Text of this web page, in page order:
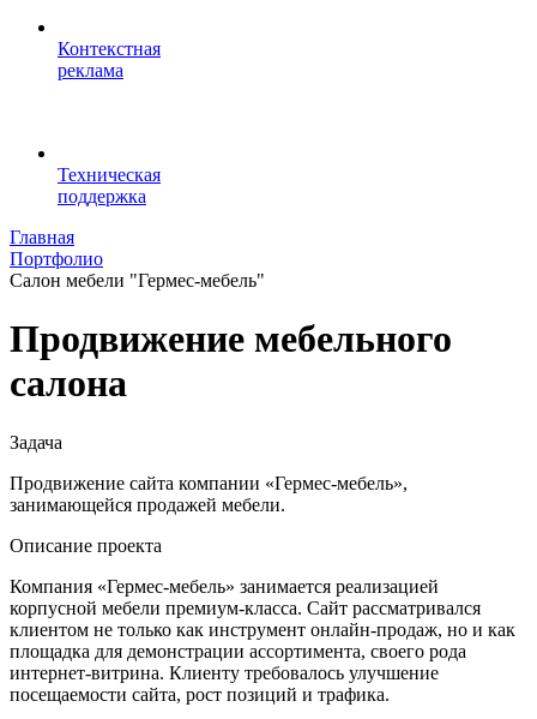
Контекстная
реклама
Техническая
поддержка
Главная
Портфолио
Салон мебели "Гермес-мебель"
Продвижение мебельного
салона
Задача
Продвижение сайта компании «Гермес-мебель»,
занимающейся продажей мебели.
Описание проекта
Компания «Гермес-мебель» занимается реализацией
корпусной мебели премиум-класса. Сайт рассматривался
клиентом не только как инструмент онлайн-продаж, но и как
площадка для демонстрации ассортимента, своего рода
интернет-витрина. Клиенту требовалось улучшение
посещаемости сайта, рост позиций и трафика.